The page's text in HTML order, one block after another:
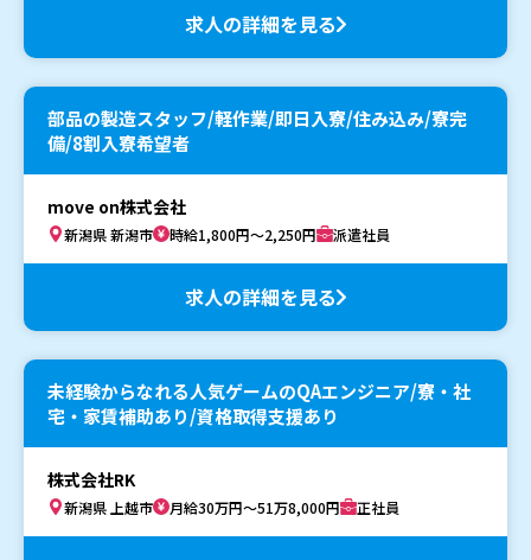
求人の詳細を見る
部品の製造スタッフ/軽作業/即日入寮/住み込み/寮完
備/8割入寮希望者
move on株式会社
新潟県 新潟市 時給1,800円～2,250円 派遣社員
求人の詳細を見る
未経験からなれる人気ゲームのQAエンジニア/寮・社
宅・家賃補助あり/資格取得支援あり
株式会社RK
新潟県 上越市 月給30万円～51万8,000円 正社員